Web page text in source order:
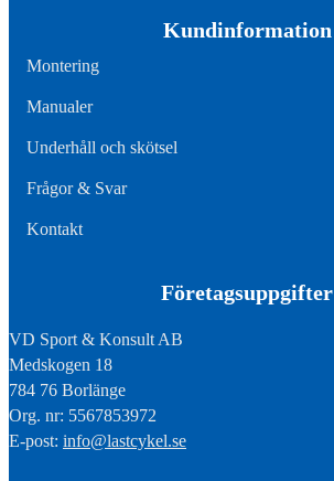
Kundinformation
Montering
Manualer
Underhåll och skötsel
Frågor & Svar
Kontakt
Företagsuppgifter
VD Sport & Konsult AB
Medskogen 18
784 76 Borlänge
Org. nr: 5567853972
E-post: info@lastcykel.se